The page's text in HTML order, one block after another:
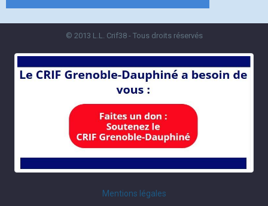
© 2013 L.L. Crif38 - Tous droits réservés
Mentions légales